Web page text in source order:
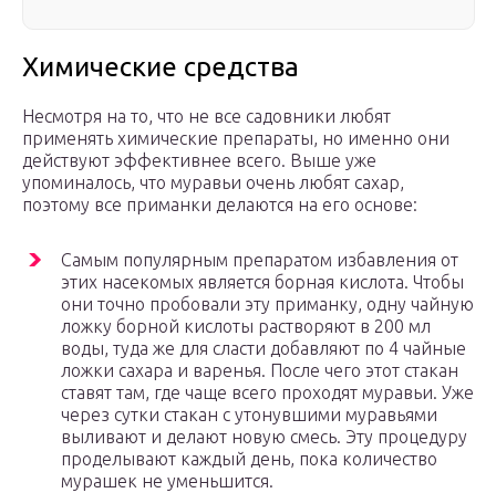
Химические средства
Несмотря на то, что не все садовники любят
применять химические препараты, но именно они
действуют эффективнее всего. Выше уже
упоминалось, что муравьи очень любят сахар,
поэтому все приманки делаются на его основе:
Самым популярным препаратом избавления от
этих насекомых является борная кислота. Чтобы
они точно пробовали эту приманку, одну чайную
ложку борной кислоты растворяют в 200 мл
воды, туда же для сласти добавляют по 4 чайные
ложки сахара и варенья. После чего этот стакан
ставят там, где чаще всего проходят муравьи. Уже
через сутки стакан с утонувшими муравьями
выливают и делают новую смесь. Эту процедуру
проделывают каждый день, пока количество
мурашек не уменьшится.